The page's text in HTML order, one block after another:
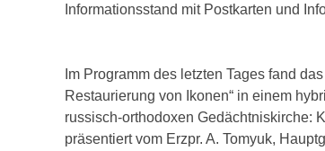
Informationsstand mit Postkarten und
Im Programm des letzten Tages fand
Restaurierung von Ikonen“ in einem
russisch-orthodoxen Gedächtniskirche:
präsentiert vom Erzpr. A. Tomyuk,